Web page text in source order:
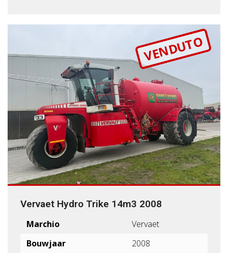
VENDUTO
Vervaet Hydro Trike 14m3 2008
Marchio
Vervaet
Bouwjaar
2008